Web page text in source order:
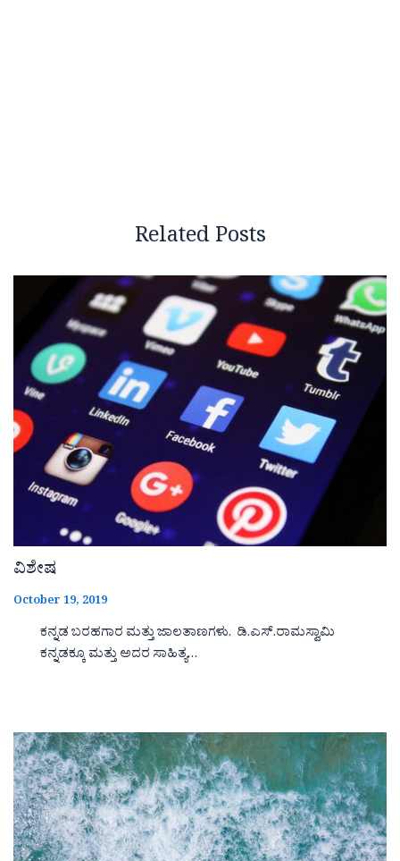
Related Posts
ವಿಶೇಷ
October 19, 2019
ಕನ್ನಡ ಬರಹಗಾರ ಮತ್ತು ಜಾಲತಾಣಗಳು. ಡಿ.ಎಸ್.ರಾಮಸ್ವಾಮಿ
ಕನ್ನಡಕ್ಕೂ ಮತ್ತು ಅದರ ಸಾಹಿತ್ಯ…